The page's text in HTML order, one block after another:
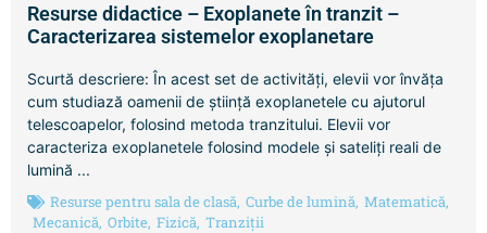
Resurse didactice – Exoplanete în tranzit –
Caracterizarea sistemelor exoplanetare
Scurtă descriere: În acest set de activități, elevii vor învăța
cum studiază oamenii de știință exoplanetele cu ajutorul
telescoapelor, folosind metoda tranzitului. Elevii vor
caracteriza exoplanetele folosind modele și sateliți reali de
lumină ...
Resurse pentru sala de clasă, Curbe de lumină, Matematică,
Mecanică, Orbite, Fizică, Tranziții